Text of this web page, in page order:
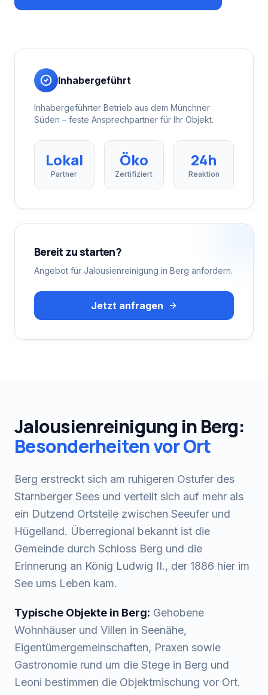
Inhabergeführt
Inhabergeführter Betrieb aus dem Münchner
Süden – feste Ansprechpartner für Ihr Objekt.
Lokal
Partner
Öko
Zertifiziert
24h
Reaktion
Bereit zu starten?
Angebot für Jalousienreinigung in Berg anfordern.
Jetzt anfragen
Jalousienreinigung inBerg:
Besonderheiten vor Ort
Berg erstreckt sich am ruhigeren Ostufer des
Starnberger Sees und verteilt sich auf mehr als
ein Dutzend Ortsteile zwischen Seeufer und
Hügelland. Überregional bekannt ist die
Gemeinde durch Schloss Berg und die
Erinnerung an König Ludwig II., der 1886 hier im
See ums Leben kam.
Typische Objekte in Berg: Gehobene
Wohnhäuser und Villen in Seenähe,
Eigentümergemeinschaften, Praxen sowie
Gastronomie rund um die Stege in Berg und
Leoni bestimmen die Objektmischung vor Ort.